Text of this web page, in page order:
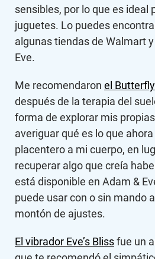
sensibles, por lo que es ideal
juguetes. Lo puedes
algunas tiendas de Walmart
Eve.
Me recomendaron el
después de la terapia del
forma de explorar mis
averiguar qué es lo que
placentero a mi cuerpo, en
recuperar algo que creía
está disponible en Adam &
puede usar con o sin mando
montón de ajustes.
El vibrador Eve’s Blissfue un